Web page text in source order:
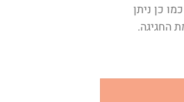
ניתן להוסיף מדליון כיתוב LOVE כמו כן ניתן
החגיגה.